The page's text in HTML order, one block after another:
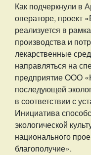
Как подчеркнули в
операторе, проект
реализуется в
производства и
лекарственные
направляться на
предприятие ООО
последующей
в соответствии с
Инициатива
экологической
национального
благополучие».